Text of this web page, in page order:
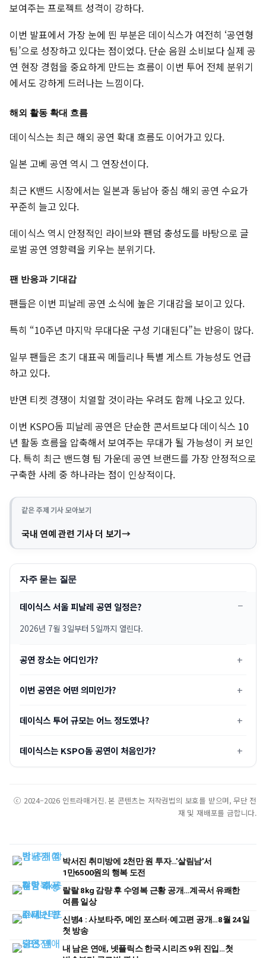
보여주는 프로젝트 성격이 강하다.
이번 발표에서 가장 눈에 띈 부분은 데이식스가 여전히 ‘공연형
팀’으로 성장하고 있다는 점이었다. 단순 음원 소비보다 실제 공
연 현장 경험을 중요하게 만드는 흐름이 이번 투어 전체 분위기
에서도 강하게 드러나는 느낌이다.
해외 활동 확대 흐름
데이식스는 최근 해외 공연 확대 흐름도 이어가고 있다.
일본 고베 공연 역시 그 연장선이다.
최근 K밴드 시장에서는 일본과 동남아 중심 해외 공연 수요가
꾸준히 늘고 있다.
데이식스 역시 안정적인 라이브와 팬덤 충성도를 바탕으로 글
로벌 공연 영향력을 키우는 분위기다.
팬 반응과 기대감
팬들은 이번 피날레 공연 소식에 높은 기대감을 보이고 있다.
특히 “10주년 마지막 무대다운 구성 기대된다”는 반응이 많다.
일부 팬들은 초기 대표곡 메들리나 특별 게스트 가능성도 언급
하고 있다.
반면 티켓 경쟁이 치열할 것이라는 우려도 함께 나오고 있다.
이번 KSPO돔 피날레 공연은 단순한 콘서트보다 데이식스 10
년 활동 흐름을 압축해서 보여주는 무대가 될 가능성이 커 보인
다. 특히 최근 밴드형 팀 가운데 공연 브랜드를 가장 안정적으로
구축한 사례 중 하나라는 점이 인상적이다.
같은 주제 기사 모아보기
국내 연예 관련 기사 더 보기
자주 묻는 질문
데이식스 서울 피날레 공연 일정은?
2026년 7월 3일부터 5일까지 열린다.
공연 장소는 어디인가?
이번 공연은 어떤 의미인가?
데이식스 투어 규모는 어느 정도였나?
데이식스는 KSPO돔 공연이 처음인가?
ⓒ 2024–2026 인트라매거진. 본 콘텐츠는 저작권법의 보호를 받으며, 무단 전
재 및 재배포를 금합니다.
박서진 취미방에 2천만 원 투자…'살림남'서
1만6500원의 행복 도전
랄랄 8kg 감량 후 수영복 근황 공개…계곡서 유쾌한
여름 일상
신병4 : 사보타주, 메인 포스터·예고편 공개…8월 24일
첫 방송
내 남은 연애, 넷플릭스 한국 시리즈 9위 진입…첫